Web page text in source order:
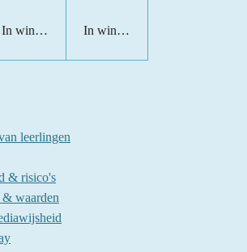
In winkelwagenIn winkelwagen
leerlingen
& risico's
waarden